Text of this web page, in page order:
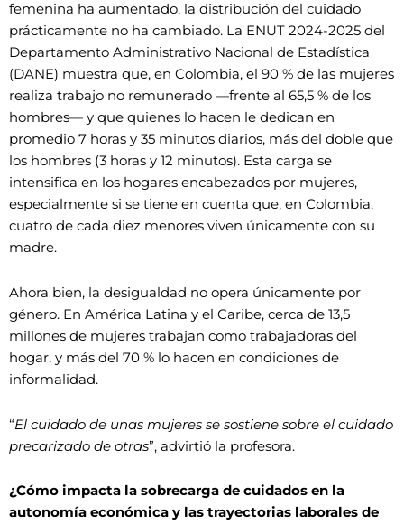
femenina ha aumentado, la distribución del cuidado
prácticamente no ha cambiado. La ENUT 2024-2025 del
Departamento Administrativo Nacional de Estadística
(DANE) muestra que, en Colombia, el 90 % de las mujeres
realiza trabajo no remunerado —frente al 65,5 % de los
hombres— y que quienes lo hacen le dedican en
promedio 7 horas y 35 minutos diarios, más del doble que
los hombres (3 horas y 12 minutos). Esta carga se
intensifica en los hogares encabezados por mujeres,
especialmente si se tiene en cuenta que, en Colombia,
cuatro de cada diez menores viven únicamente con su
madre.
Ahora bien, la desigualdad no opera únicamente por
género. En América Latina y el Caribe, cerca de 13,5
millones de mujeres trabajan como trabajadoras del
hogar, y más del 70 % lo hacen en condiciones de
informalidad.
“El cuidado de unas mujeres se sostiene sobre el cuidado
precarizado de otras”, advirtió la profesora.
¿Cómo impacta la sobrecarga de cuidados en la
autonomía económica y las trayectorias laborales de